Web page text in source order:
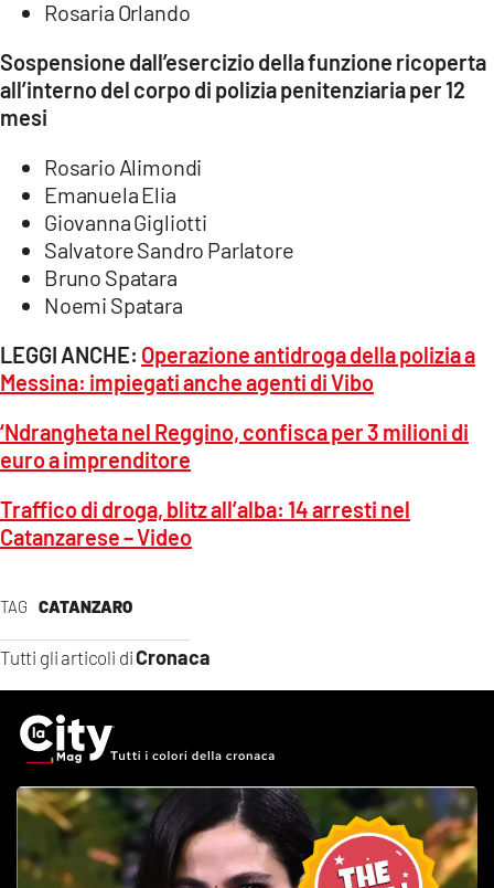
TAG CATANZARO
Tutti gli articoli diCronaca
Rosaria Orlando
Sospensione dall’esercizio della funzione ricoperta
all’interno del corpo di polizia penitenziaria per 12
mesi
Rosario Alimondi
Emanuela Elia
Giovanna Gigliotti
Salvatore Sandro Parlatore
Bruno Spatara
Noemi Spatara
LEGGI ANCHE: Operazione antidroga della polizia a
Messina: impiegati anche agenti di Vibo
‘Ndrangheta nel Reggino, confisca per 3 milioni di
euro a imprenditore
Traffico di droga, blitz all’alba: 14 arresti nel
Catanzarese – Video